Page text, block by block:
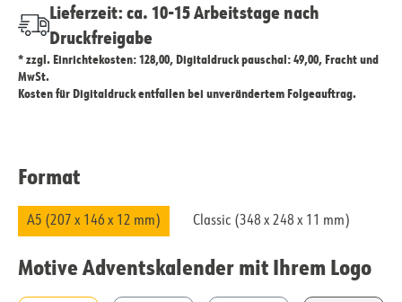
Lieferzeit: ca. 10-15 Arbeitstage nach
Druckfreigabe
* zzgl. Einrichtekosten: 128,00, Digitaldruck pauschal: 49,00, Fracht und
MwSt.
Kosten für Digitaldruck entfallen bei unverändertem Folgeauftrag.
Format
A5 (207 x 146 x 12 mm) Classic (348 x 248 x 11 mm)
Motive Adventskalender mit Ihrem Logo